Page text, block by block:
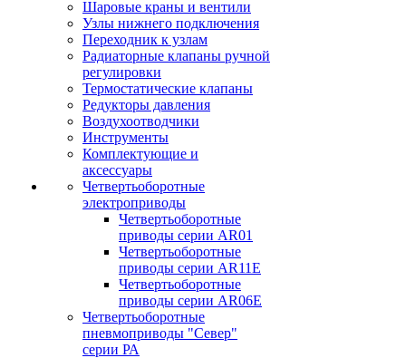
Шаровые краны и вентили
Узлы нижнего подключения
Переходник к узлам
Радиаторные клапаны ручной
регулировки
Термостатические клапаны
Редукторы давления
Воздухоотводчики
Инструменты
Комплектующие и
аксессуары
Четвертьоборотные
электроприводы
Четвертьоборотные
приводы серии AR01
Четвертьоборотные
приводы серии AR11E
Четвертьоборотные
приводы серии AR06E
Четвертьоборотные
пневмоприводы "Север"
серии РА